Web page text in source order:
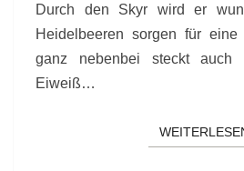
Durch den Skyr wird er
Heidelbeeren sorgen für
ganz nebenbei steckt auch
Eiweiß…